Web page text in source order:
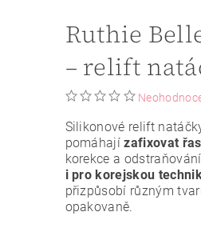
Ruthie
– relift
Silikonové relift
pomáhajízafixovat
korekce a
i pro korejskou
přizpůsobí různým
opakovaně.